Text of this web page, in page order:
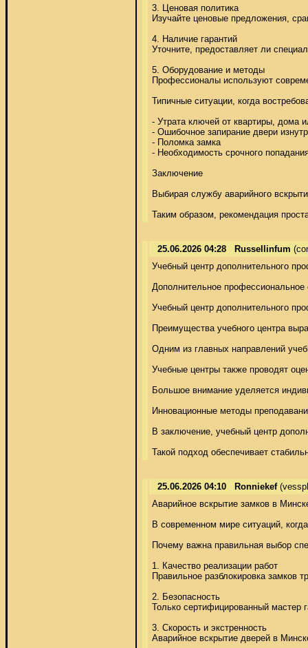
3. Ценовая политика
Изучайте ценовые предложения,
4. Наличие гарантий
Уточните, предоставляет ли
5. Оборудование и методы
Профессионалы используют
Типичные ситуации, когда
- Утрата ключей от квартиры, дома
- Ошибочное запирание двери
- Поломка замка
- Необходимость срочного
Заключение
Выбирая службу аварийного
Таким образом, рекомендация
25.06.2026 04:28 Russellinfum
Учебный центр дополнительного
Дополнительное
Учебный центр дополнительного
Преимущества учебного центра
Одним из главных направлений
Учебные центры также проводят
Большое внимание уделяется
Инновационные методы
В заключение, учебный центр
Такой подход обеспечивает
25.06.2026 04:10 Ronniekef
Аварийное вскрытие замков в
В современном мире ситуаций,
Почему важна правильная выбор
1. Качество реализации работ
Правильное разблокировка замков
2. Безопасность
Только сертифицированный мастер
3. Скорость и экстренность
Аварийное вскрытие дверей в